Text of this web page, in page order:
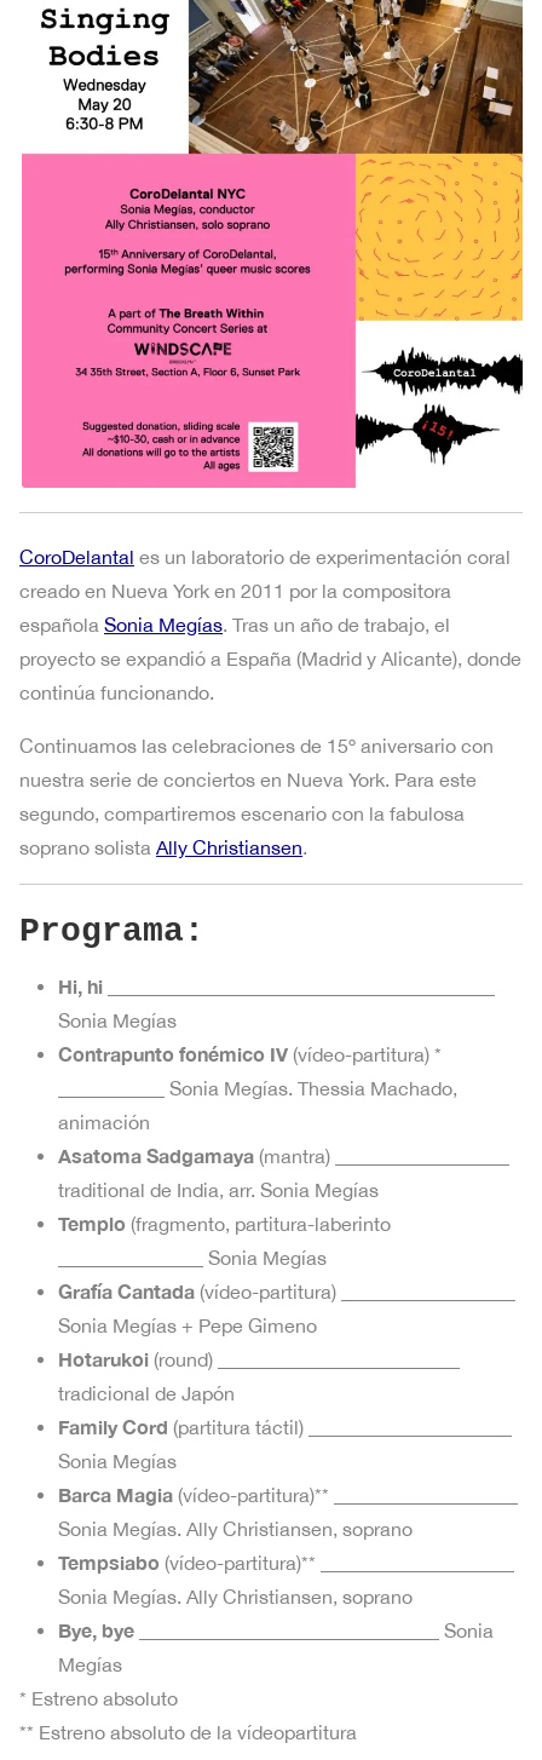
CoroDelantal es un laboratorio de experimentación coral
creado en Nueva York en 2011 por la compositora
española Sonia Megías. Tras un año de trabajo, el
proyecto se expandió a España (Madrid y Alicante), donde
continúa funcionando.
Continuamos las celebraciones de 15º aniversario con
nuestra serie de conciertos en Nueva York. Para este
segundo, compartiremos escenario con la fabulosa
soprano solista Ally Christiansen.
Programa:
Hi, hi
Sonia Megías
Contrapunto fonémico IV (vídeo-partitura) *
___________ Sonia Megías. Thessia Machado,
animación
Asatoma Sadgamaya (mantra) __________________
traditional de India, arr. Sonia Megías
Templo (fragmento, partitura-laberinto
_______________ Sonia Megías
Grafía Cantada (vídeo-partitura) __________________
Sonia Megías + Pepe Gimeno
Hotarukoi (round) _________________________
tradicional de Japón
Family Cord (partitura táctil) _____________________
Sonia Megías
Barca Magia (vídeo-partitura)** ___________________
Sonia Megías. Ally Christiansen, soprano
Tempsiabo (vídeo-partitura)** ____________________
Sonia Megías. Ally Christiansen, soprano
Bye, bye _______________________________ Sonia
Megías
* Estreno absoluto
** Estreno absoluto de la vídeopartitura